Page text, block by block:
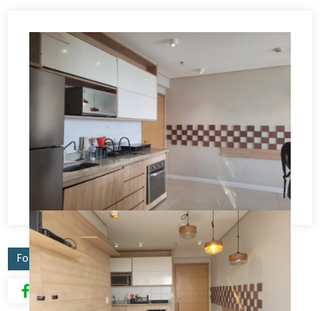
Fotos Mapa Resumo para Download